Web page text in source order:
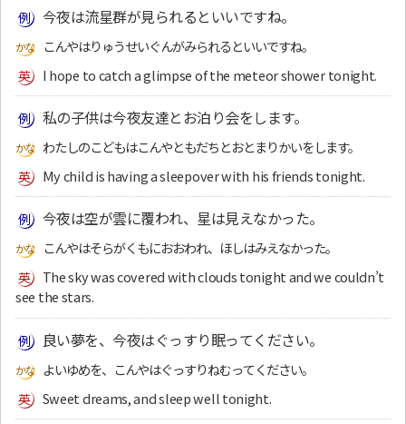
今夜は流星群が見られるといいですね。
こんやはりゅうせいぐんがみられるといいですね。
I hope to catch a glimpse of the meteor shower tonight.
私の子供は今夜友達とお泊り会をします。
わたしのこどもはこんやともだちとおとまりかいをします。
My child is having a sleepover with his friends tonight.
今夜は空が雲に覆われ、星は見えなかった。
こんやはそらがくもにおおわれ、ほしはみえなかった。
The sky was covered with clouds tonight and we couldn’t
see the stars.
良い夢を、今夜はぐっすり眠ってください。
よいゆめを、こんやはぐっすりねむってください。
Sweet dreams, and sleep well tonight.